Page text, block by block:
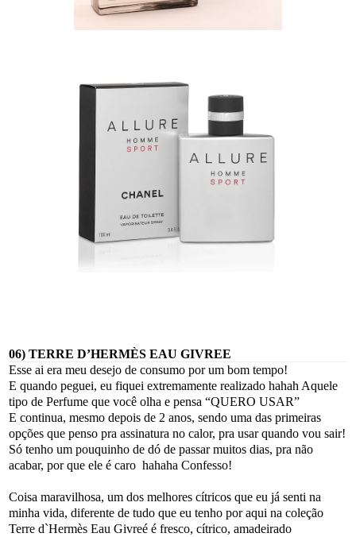
06) TERRE D’HERMÈS EAU GIVREE
Esse ai era meu desejo de consumo por um bom tempo!
E quando peguei, eu fiquei extremamente realizado hahah Aquele
tipo de Perfume que você olha e pensa “QUERO USAR”
E continua, mesmo depois de 2 anos, sendo uma das primeiras
opções que penso pra assinatura no calor, pra usar quando vou sair!
Só tenho um pouquinho de dó de passar muitos dias, pra não
acabar, por que ele é caro hahaha Confesso!
Coisa maravilhosa, um dos melhores cítricos que eu já senti na
minha vida, diferente de tudo que eu tenho por aqui na coleção
Terre d`Hermès Eau Givreé é fresco, cítrico, amadeirado